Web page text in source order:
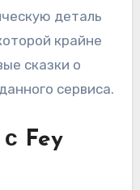
деталь
крайне
сказки о
сервиса.
Fey